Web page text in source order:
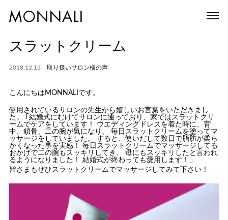
スラットクリーム
2018.12.13 取り扱いサロン様の声
こんにちは MONNALIです。
使用されているサロンの先生から嬉しいお言葉をいただきまし
た。 ｢結婚式にむけてサロンに通っており、家ではスラットクリ
ームでケアをしています！ ウエディングドレスを着た時に、背
中、鎖骨、二の腕が気になり、 毎日スラットクリームを塗ってマ
ッサージをしていました。 すると、使いだして数日で脂肪が柔ら
かくなった事を実感！ 毎日スラットクリームでマッサージしてる
おかげで二の腕もスッキリしてき、 母にもスッキリしたと言われ
るようになりました！ 結婚式が終わっても愛用します！」
皆さまもぜひスラットクリームでマッサージしてみて下さい！